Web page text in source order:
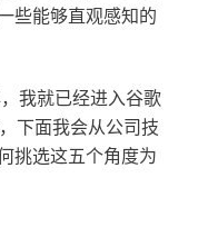
些能够直观感知的
我就已经进入谷歌
下面我会从公司技
挑选这五个角度为